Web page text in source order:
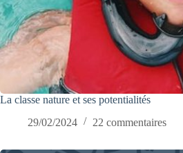
La classe nature et ses potentialités
29/02/2024
22 commentaires